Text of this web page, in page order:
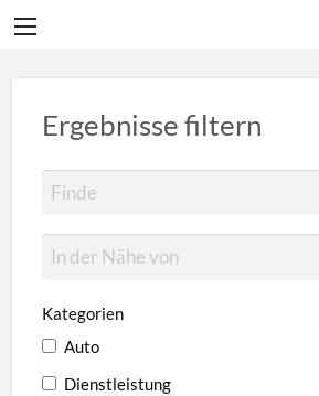
Ergebnisse filtern
Kategorien
Auto
Dienstleistung